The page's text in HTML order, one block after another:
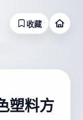
收藏
塑料方